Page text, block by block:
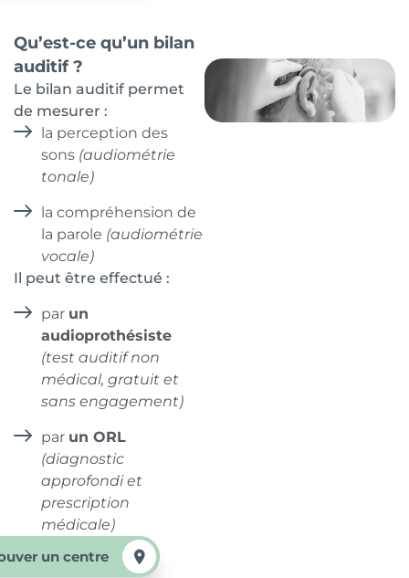
Qu’est-ce qu’un bilan
auditif ?
Le bilan auditif permet
de mesurer :
la perception des
sons (audiométrie
tonale)
la compréhension de
la parole (audiométrie
vocale)
Il peut être effectué :
par un
audioprothésiste
(test auditif non
médical, gratuit et
sans engagement)
par un ORL
(diagnostic
approfondi et
prescription
médicale)
un centre